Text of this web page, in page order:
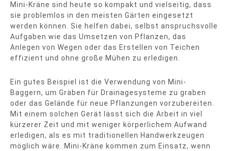
Mini-Kräne sind heute so kompakt und vielseitig, dass
sie problemlos in den meisten Gärten eingesetzt
werden können. Sie helfen dabei, selbst anspruchsvolle
Aufgaben wie das Umsetzen von Pflanzen, das
Anlegen von Wegen oder das Erstellen von Teichen
effizient und ohne große Mühen zu erledigen.
Ein gutes Beispiel ist die Verwendung von Mini-
Baggern, um Gräben für Drainagesysteme zu graben
oder das Gelände für neue Pflanzungen vorzubereiten.
Mit einem solchen Gerät lässt sich die Arbeit in viel
kürzerer Zeit und mit weniger körperlichem Aufwand
erledigen, als es mit traditionellen Handwerkzeugen
möglich wäre. Mini-Kräne kommen zum Einsatz, wenn